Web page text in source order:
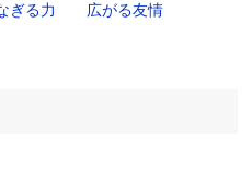
ぎる力 広がる友情